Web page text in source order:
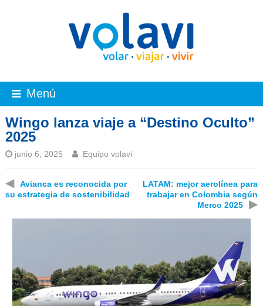
Menú
Wingo lanza viaje a “Destino Oculto”
2025
junio 6, 2025 Equipo volavi
◀
Avianca es reconocida por
su estrategia de sostenibilidad
LATAM: mejor aerolínea para
trabajar en Colombia según
Merco 2025
▶